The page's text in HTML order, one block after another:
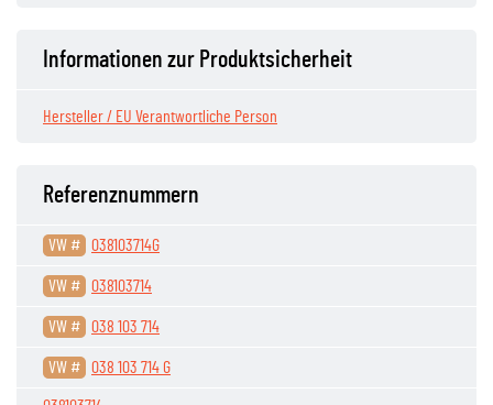
Informationen zur Produktsicherheit
Hersteller / EU Verantwortliche Person
Referenznummern
VW # 038103714G
VW # 038103714
VW # 038 103 714
VW # 038 103 714 G